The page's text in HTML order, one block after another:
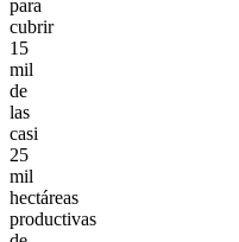
para
cubrir
15
mil
de
las
casi
25
mil
hectáreas
productivas